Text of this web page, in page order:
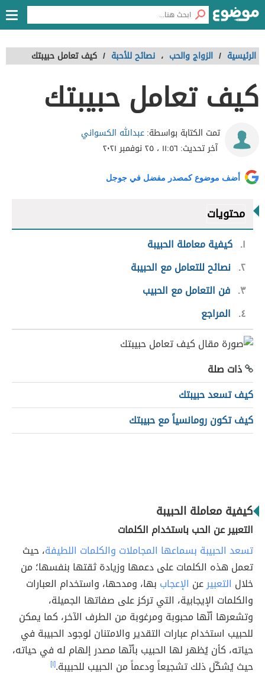
الرئيسية / الزواج والحب ، نصائح للأحبة / كيف تعامل حبيبتك
كيف تعامل حبيبتك
تمت الكتابة بواسطة:عبدالله الكسواني
آخر تحديث: ١١:٥٦ ، ٢٥ نوفمبر ٢٠٢١
أضف موضوع كمصدر مفضل في جوجل
محتويات
١ كيفية معاملة الحبيبة
٢ نصائح للتعامل مع الحبيبة
٣ فن التعامل مع الحبيب
٤
المراجع
ذات صلة
كيف تسعد حبيبتك
كيف تكون رومانسياً مع حبيبتك
كيفية معاملة الحبيبة
التعبير عن الحب باستخدام الكلمات
تسعد الحبيبة بسماعها المجاملات والكلمات اللطيفة، حيث
تعمل هذه الكلمات على دعمها وزيادة ثقتها بنفسها؛ من
خلال التعبيرعن الإعجاب بها، ومدحها، واستخدام العبارات
والكلمات الإيجابية، التي تركز على صفاتها الجميلة،
وتشعرها أنّها محبوبة ومرغوبة من الطرف الآخر، كما يمكن
للحبيب استخدام عبارات التقدير والامتنان لوجود الحبيبة في
حياته، كأن يُظهر لها الحبيب بأنّها مصدر إلهام له في حياته،
حيث يُشكّل ذلك تشجيعاً ودعماً من الحبيب للحبيبة.[١]